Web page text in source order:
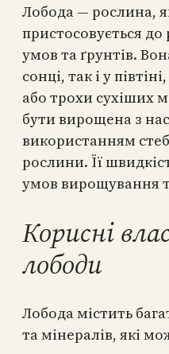
Лобода — рослина,
пристосовується
умов та ґрунтів.
сонці, так і у
або трохи сухіших
бути вирощена з
використанням
рослини. Її
умов вирощування
Корисні
лободи
Лобода містить
та мінералів, які